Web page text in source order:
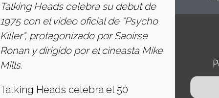
Talking Heads celebra su debut de
1975 con el video oficial de “Psycho
Killer”, protagonizado por Saoirse
Ronan y dirigido por el cineasta Mike
Mills.
Talking Heads celebra el 50